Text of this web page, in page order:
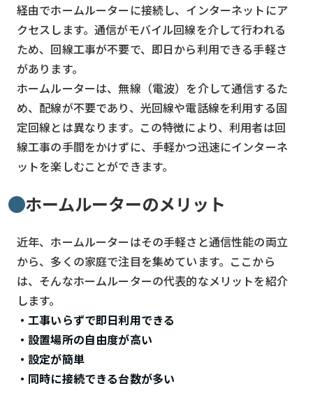
経由でホームルーターに接続し、インターネットにア
クセスします。通信がモバイル回線を介して行われる
ため、回線工事が不要で、即日から利用できる手軽さ
があります。
ホームルーターは、無線（電波）を介して通信するた
め、配線が不要であり、光回線や電話線を利用する固
定回線とは異なります。この特徴により、利用者は回
線工事の手間をかけずに、手軽かつ迅速にインターネ
ットを楽しむことができます。
ホームルーターのメリット
近年、ホームルーターはその手軽さと通信性能の両立
から、多くの家庭で注目を集めています。ここから
は、そんなホームルーターの代表的なメリットを紹介
します。
・工事いらずで即日利用できる
・設置場所の自由度が高い
・設定が簡単
・同時に接続できる台数が多い